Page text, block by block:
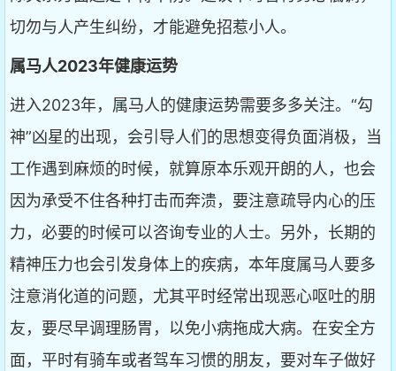
切勿与人产生纠纷，才能避免招惹小人。
属马人2023年健康运势
进入2023年，属马人的健康运势需要多多关注。“勾
神”凶星的出现，会引导人们的思想变得负面消极，当
工作遇到麻烦的时候，就算原本乐观开朗的人，也会
因为承受不住各种打击而奔溃，要注意疏导内心的压
力，必要的时候可以咨询专业的人士。另外，长期的
精神压力也会引发身体上的疾病，本年度属马人要多
注意消化道的问题，尤其平时经常出现恶心呕吐的朋
友，要尽早调理肠胃，以免小病拖成大病。在安全方
面，平时有骑车或者驾车习惯的朋友，要对车子做好